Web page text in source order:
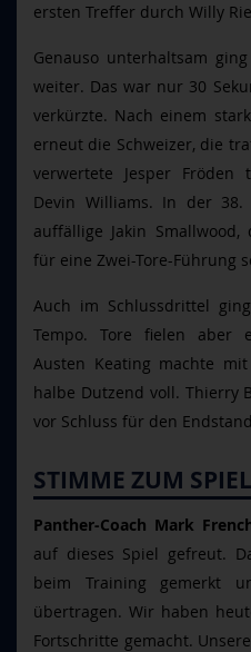
ersten Treffer durch Willy
Genauso unterhaltsam
weiter. Das war nur 30
verkürzte. Nach einem
erneut die Schweizer, die
verwertete Jesper Fröden
Devin Williams. In der
auffällige Jakin
für eine Zwei-Tore-Führung
Auch im Schlussdrittel
Tempo. Tore fielen aber
Austen Keating machte
halbe Dutzend voll. Thierry
vor Schluss für den
STIMME ZUM SPIEL
Panther-Coach Mark
auf dieses Spiel gefreut.
beim Training gemerkt
übertragen. Wir haben
Fortschritte gemacht.